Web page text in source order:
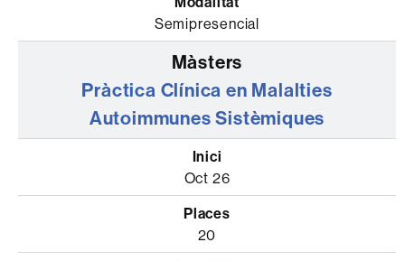
Semipresencial
Pràctica Clínica en Malalties
Autoimmunes Sistèmiques
Oct 26
20